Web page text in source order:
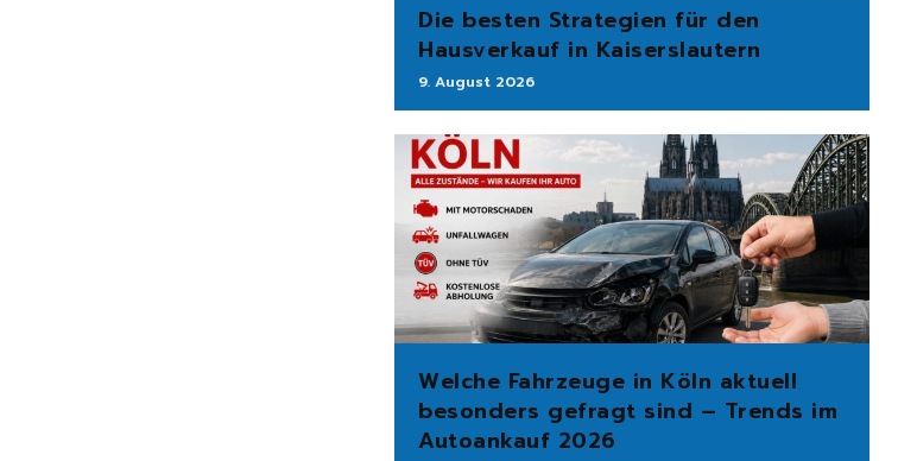
Die besten Strategien für den
Hausverkauf in Kaiserslautern
9. August 2026
Welche Fahrzeuge in Köln aktuell
besonders gefragt sind – Trends im
Autoankauf 2026